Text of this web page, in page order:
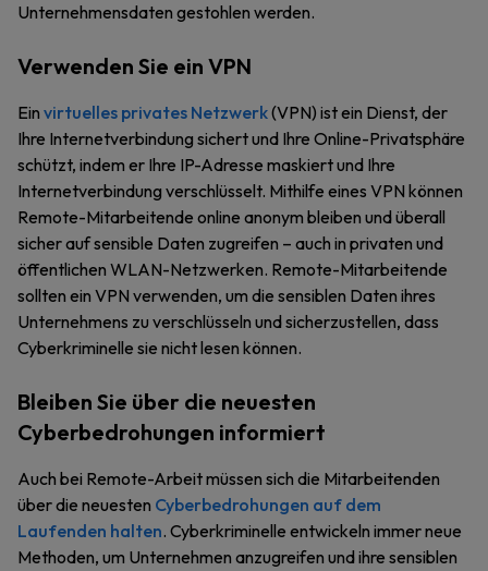
Unternehmensdaten gestohlen werden.
Verwenden Sie ein VPN
Ein virtuelles privates Netzwerk(VPN) ist ein Dienst, der
Ihre Internetverbindung sichert und Ihre Online-Privatsphäre
schützt, indem er Ihre IP-Adresse maskiert und Ihre
Internetverbindung verschlüsselt. Mithilfe eines VPN können
Remote-Mitarbeitende online anonym bleiben und überall
sicher auf sensible Daten zugreifen – auch in privaten und
öffentlichen WLAN-Netzwerken. Remote-Mitarbeitende
sollten ein VPN verwenden, um die sensiblen Daten ihres
Unternehmens zu verschlüsseln und sicherzustellen, dass
Cyberkriminelle sie nicht lesen können.
Bleiben Sie über die neuesten
Cyberbedrohungen informiert
Auch bei Remote-Arbeit müssen sich die Mitarbeitenden
über die neuesten Cyberbedrohungen auf dem
Laufenden halten. Cyberkriminelle entwickeln immer neue
Methoden, um Unternehmen anzugreifen und ihre sensiblen